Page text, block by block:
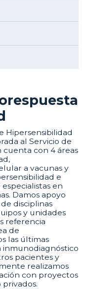
Hipersensibilidad
al Servicio de
cuenta con 4 áreas
a vacunas y
e
en
Damos apoyo
disciplinas
y unidades
referencia
de
las últimas
pacientes y
realizamos
con proyectos